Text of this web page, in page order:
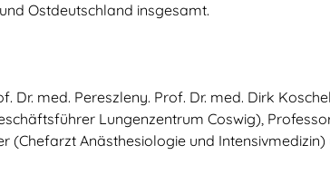
Ostdeutschland insgesamt.
Dr. med. Pereszleny. Prof. Dr. med. Dirk
Lungenzentrum Coswig),
(Chefarzt Anästhesiologie und